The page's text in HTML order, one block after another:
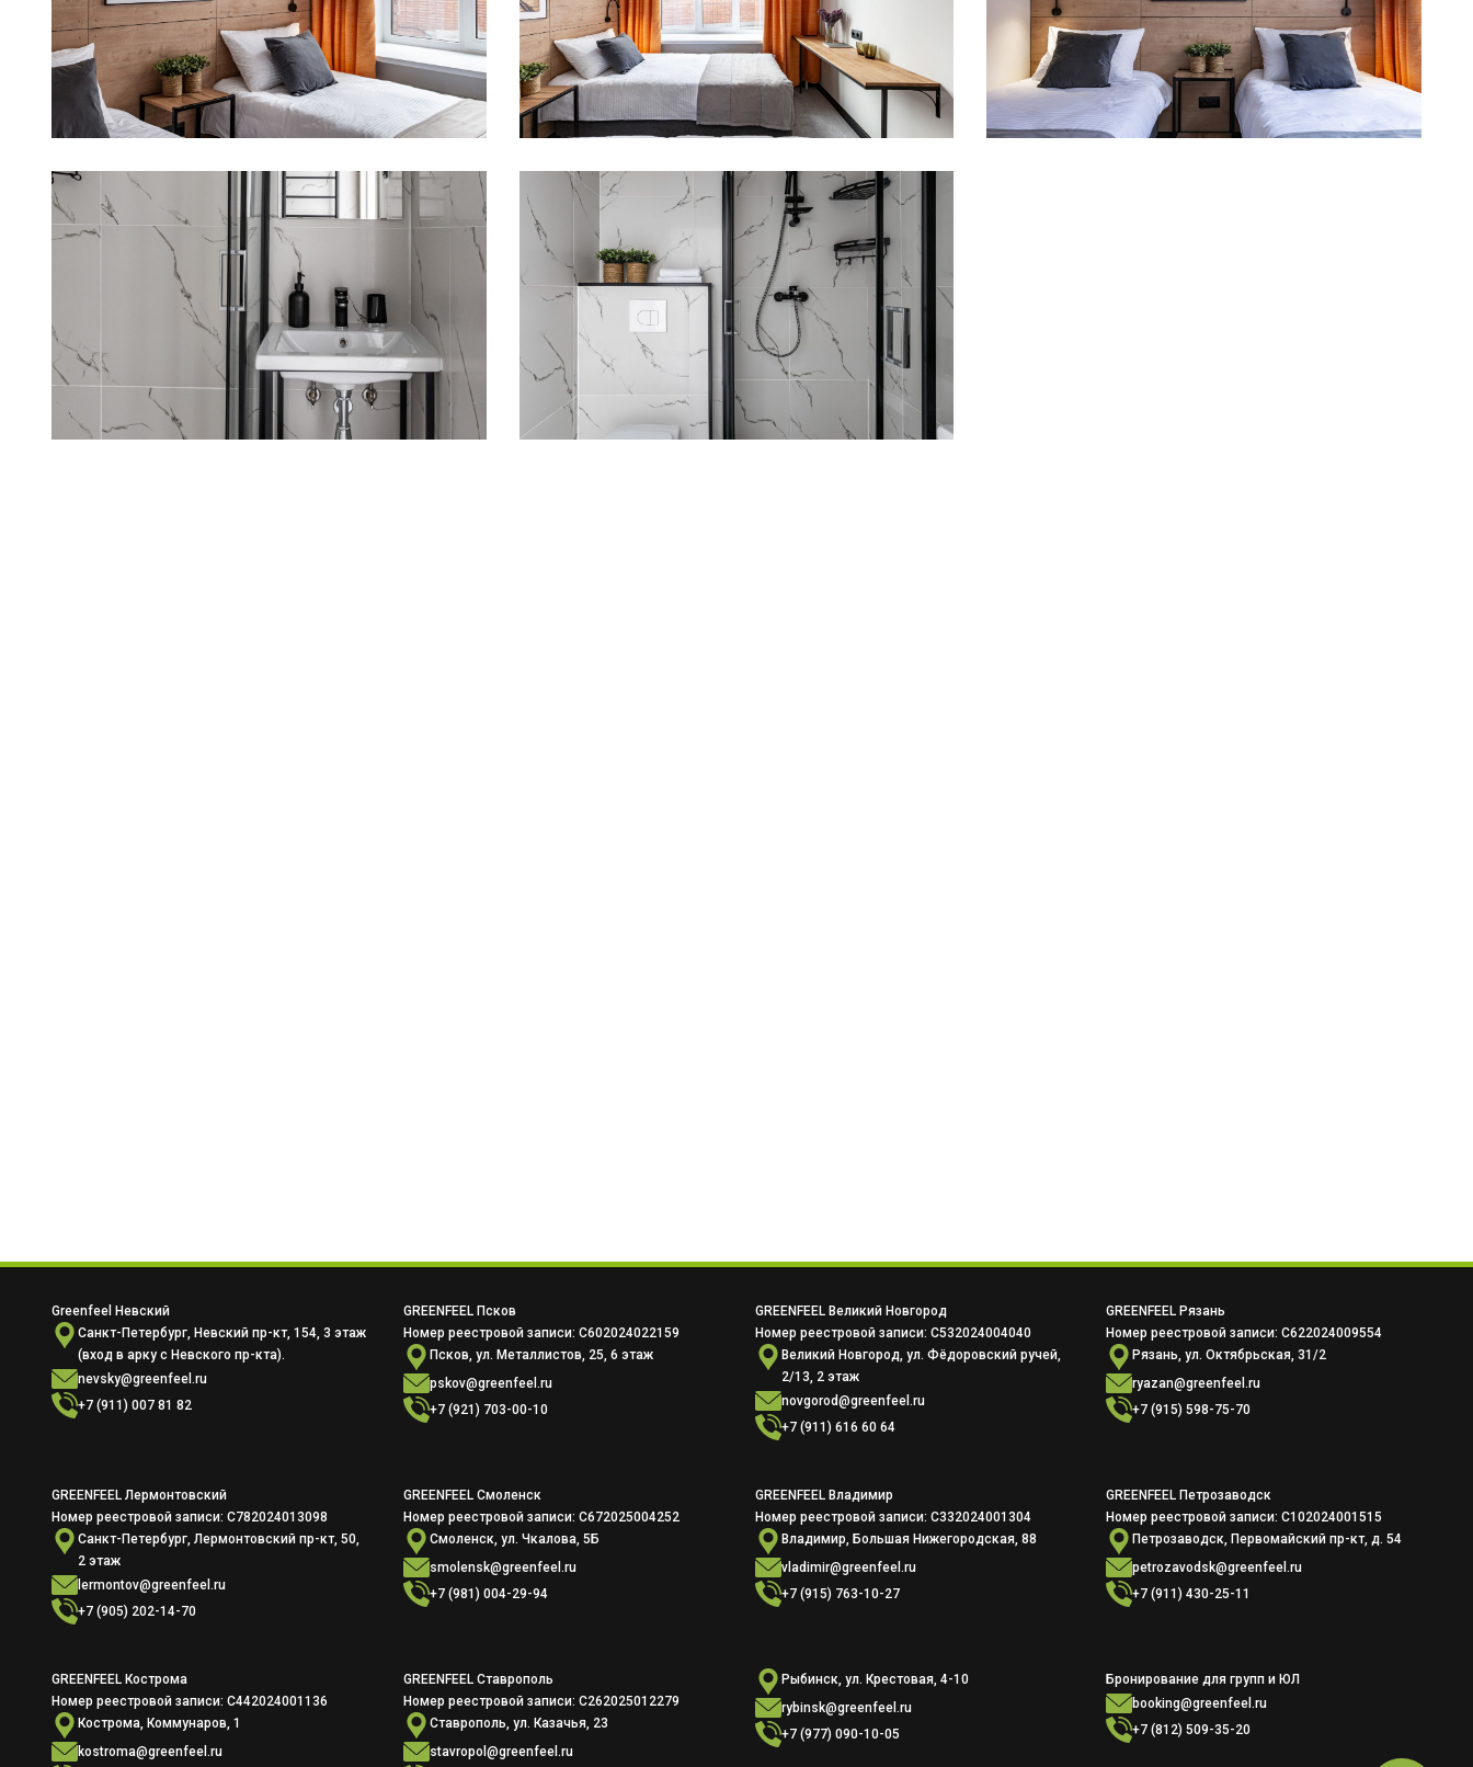
Greenfeel Невский
Cанкт-Петербург, Невский пр-кт, 154, 3 этаж
(вход в арку с Невского пр-кта).
nevsky@greenfeel.ru
+7 (911) 007 81 82
GREENFEEL Псков
Номер реестровой записи: С602024022159
Псков, ул. Металлистов, 25, 6 этаж
pskov@greenfeel.ru
+7 (921) 703-00-10
GREENFEEL Великий Новгород
Номер реестровой записи: С532024004040
Великий Новгород, ул. Фёдоровский ручей,
2/13, 2 этаж
novgorod@greenfeel.ru
+7 (911) 616 60 64
GREENFEEL Рязань
Номер реестровой записи: С622024009554
Рязань, ул. Октябрьская, 31/2
ryazan@greenfeel.ru
+7 (915) 598-75-70
GREENFEEL Лермонтовский
Номер реестровой записи: С782024013098
Санкт-Петербург, Лермонтовский пр-кт, 50,
2 этаж
lermontov@greenfeel.ru
+7 (905) 202-14-70
GREENFEEL Смоленск
Номер реестровой записи: С672025004252
Смоленск, ул. Чкалова, 5Б
smolensk@greenfeel.ru
+7 (981) 004-29-94
GREENFEEL Владимир
Номер реестровой записи: С332024001304
Владимир, Большая Нижегородская, 88
vladimir@greenfeel.ru
+7 (915) 763-10-27
GREENFEEL Петрозаводск
Номер реестровой записи: С102024001515
Петрозаводск, Первомайский пр-кт, д. 54
petrozavodsk@greenfeel.ru
+7 (911) 430-25-11
GREENFEEL Кострома
Номер реестровой записи: С442024001136
Кострома, Коммунаров, 1
kostroma@greenfeel.ru
GREENFEEL Ставрополь
Номер реестровой записи: С262025012279
Ставрополь, ул. Казачья, 23
stavropol@greenfeel.ru
Рыбинск, ул. Крестовая, 4-10
rybinsk@greenfeel.ru
+7 (977) 090-10-05
Бронирование для групп и ЮЛ
booking@greenfeel.ru
+7 (812) 509-35-20